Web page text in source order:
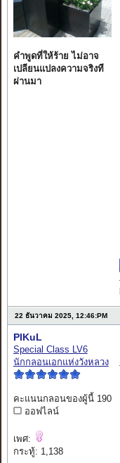
คำพูดที่ให้ร้าย ไม่อาจ
เปลียนแปลงความจริงที
ผ่านมา
22 ธันวาคม 2025, 12:46:PM
PIKuL
Special Class LV6
นักกลอนเอกแห่งวังหลวง
คะแนนกลอนของผู้นี้ 190
ออฟไลน์
เพศ:
กระทู้: 1,138